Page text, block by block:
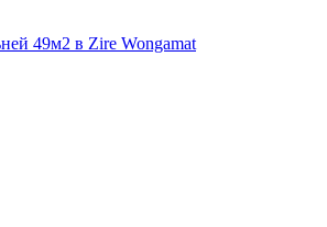
49м2 в Zire Wongamat